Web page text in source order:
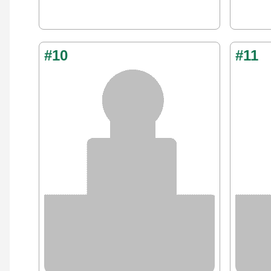
#10 #11